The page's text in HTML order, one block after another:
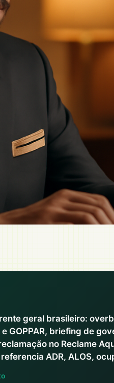
geral brasileiro:
GOPPAR, briefing de
no Reclame
ADR, ALOS,